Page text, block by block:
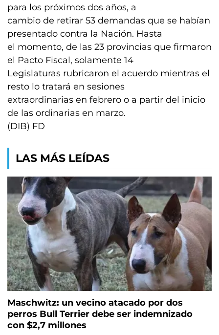
para los próximos dos años, a
cambio de retirar 53 demandas que se habían
presentado contra la Nación. Hasta
el momento, de las 23 provincias que firmaron
el Pacto Fiscal, solamente 14
Legislaturas rubricaron el acuerdo mientras el
resto lo tratará en sesiones
extraordinarias en febrero o a partir del inicio
de las ordinarias en marzo.
(DIB) FD
LAS MÁS LEÍDAS
Maschwitz: un vecino atacado por dos
perros Bull Terrier debe ser indemnizado
con $2,7 millones